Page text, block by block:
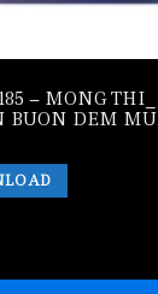
– MONG
BUON DEM